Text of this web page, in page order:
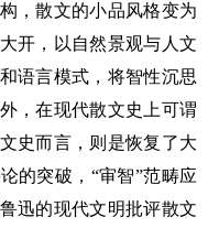
，散文的小品风格变为
开，以自然景观与人文
语言模式，将智性沉思
，在现代散文史上可谓
史而言，则是恢复了大
的突破，“审智”范畴应
迅的现代文明批评散文